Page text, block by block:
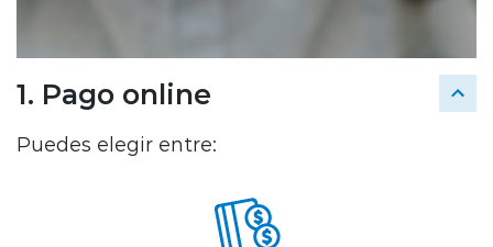
1. Pago online
Puedes elegir entre: